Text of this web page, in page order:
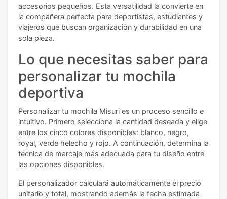
accesorios pequeños. Esta versatilidad la convierte en
la compañera perfecta para deportistas, estudiantes y
viajeros que buscan organización y durabilidad en una
sola pieza.
Lo que necesitas saber para
personalizar tu mochila
deportiva
Personalizar tu mochila Misuri es un proceso sencillo e
intuitivo. Primero selecciona la cantidad deseada y elige
entre los cinco colores disponibles: blanco, negro,
royal, verde helecho y rojo. A continuación, determina la
técnica de marcaje más adecuada para tu diseño entre
las opciones disponibles.
El personalizador calculará automáticamente el precio
unitario y total, mostrando además la fecha estimada